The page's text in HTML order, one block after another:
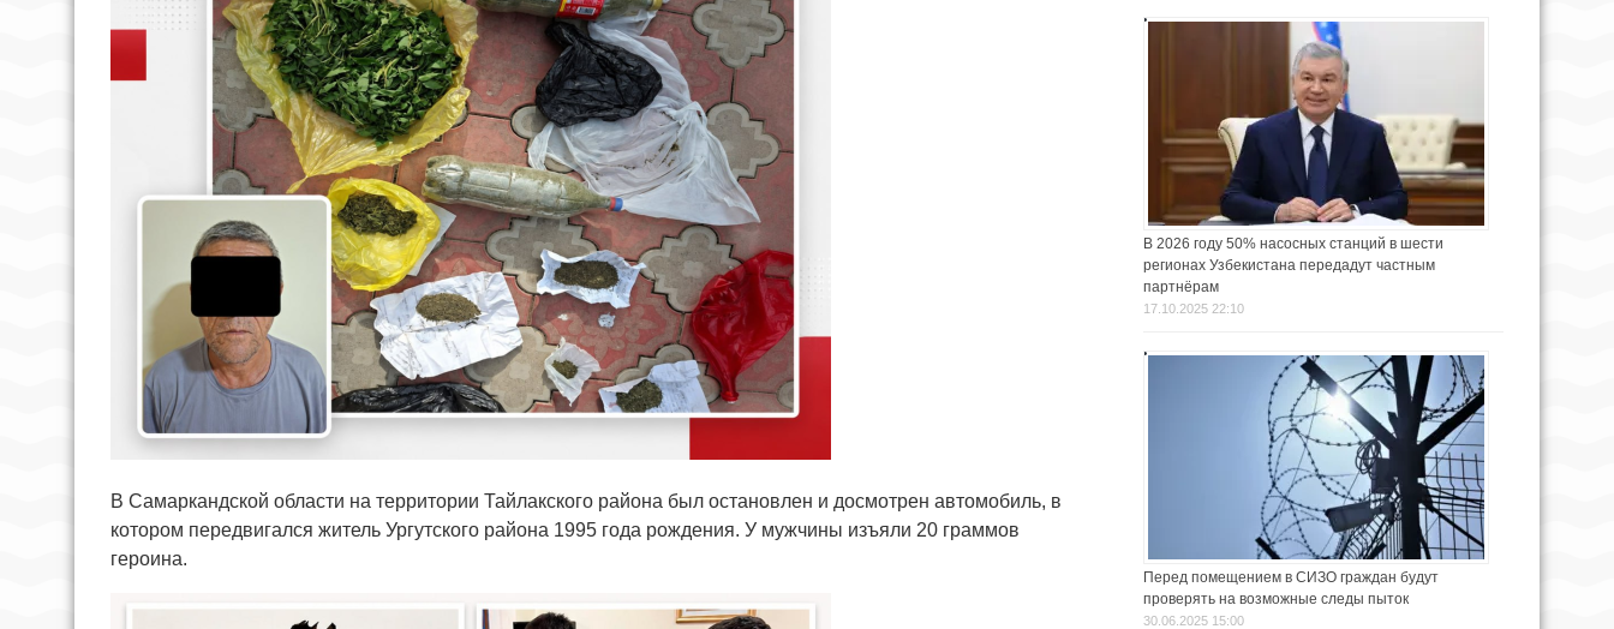
В Самаркандской области на территории Тайлакского района был остановлен и досмотрен автомобиль, в
котором передвигался житель Ургутского района 1995 года рождения. У мужчины изъяли 20 граммов
героина.
В 2026 году 50% насосных станций в шести
регионах Узбекистана передадут частным
партнёрам
17.10.2025 22:10
Перед помещением в СИЗО граждан будут
проверять на возможные следы пыток
30.06.2025 15:00